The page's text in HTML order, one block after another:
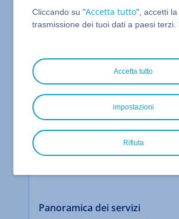
proprio account IONOS e per
al telefono nel caso in cui si
tuo account IONOS).
Panoramica dei servizi
Cliccando su "Accetta tutto", accetti
trasmissione dei tuoi dati a paesi terzi.
Accetta tutto
Rifiuta
impostazioni